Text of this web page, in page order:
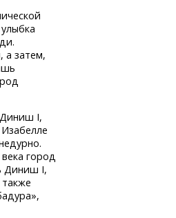
а затем,
Диниш I,
город
Диниш I,